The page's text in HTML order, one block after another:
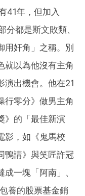
41年，但加入
都是斯文敗類、
用奸角」之稱。別
就以為他沒有主角
演出機會。他在21
行零分》做男主角
》的「最佳新演
影，如《鬼馬校
鴨講》與笑匠許冠
一塊「阿南」、
養的股票基金銷